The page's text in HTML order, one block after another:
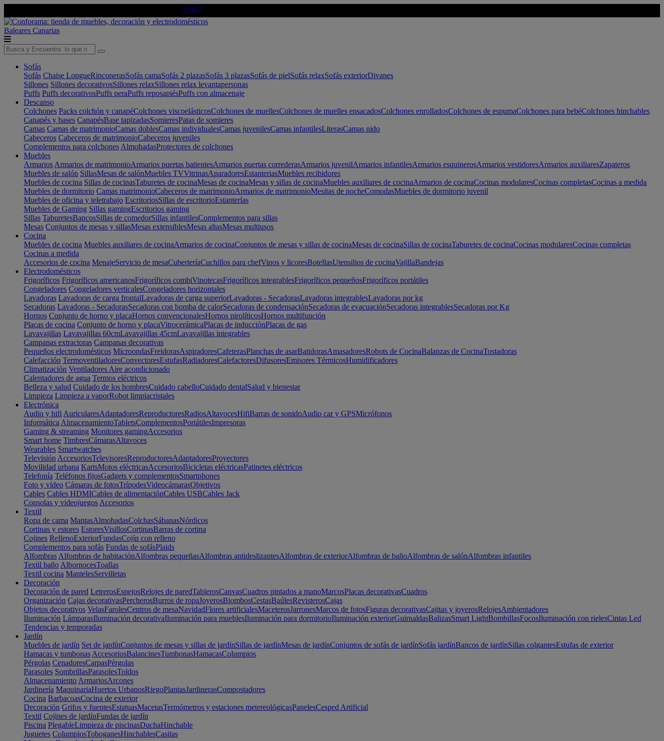
AQUÍ
Baleares Canarias
Sofás
Sofás Chaise LongueRinconerasSofás camaSofás 2 plazasSofás 3 plazasSofás de pielSofás relaxSofás exteriorDivanes
Sillones Sillones decorativosSillones relaxSillones relax levantapersonas
Puffs Puffs decorativosPuffs peraPuffs reposapiésPuffs con almacenaje
Descanso
Colchones Packs colchón y canapéColchones viscoelásticosColchones de muellesColchones de muelles ensacadosColchones enrolladosColchones de espumaColchones para bebéColchones hinchables
Canapés y bases CanapésBase tapizadasSomieresPatas de somieres
Camas Camas de matrimonioCamas doblesCamas individualesCamas juvenilesCamas infantilesLiterasCamas nido
Cabeceros Cabeceros de matrimonioCabeceros juveniles
Complementos para colchones AlmohadasProtectores de colchones
Muebles
Armarios Armarios de matrimonioArmarios puertas batientesArmarios puertas correderasArmarios juvenilArmarios infantilesArmarios esquinerosArmarios vestidoresArmarios auxiliaresZapateros
Muebles de salón SillasMesas de salónMuebles TVVitrinasAparadoresEstanteriasMuebles recibidores
Muebles de cocina Sillas de cocinasTaburetes de cocinaMesas de cocinaMesas y sillas de cocinaMuebles auxiliares de cocinaArmarios de cocinaCocinas modularesCocinas completasCocinas a medida
Muebles de dormitorio Camas matrimonioCabeceros de matrimonioArmarios de matrimonioMesitas de nocheComodasMuebles de dormitorio juvenil
Muebles de oficina y teletrabajo EscritoriosSillas de escritorioEstanterías
Muebles de Gaming Sillas gamingEscritorios gaming
Sillas TaburetesBancosSillas de comedorSillas infantilesComplementos para sillas
Mesas Conjuntos de mesas y sillasMesas extensiblesMesas altasMesas multiusos
Cocina
Muebles de cocina Muebles auxiliares de cocinaArmarios de cocinaConjuntos de mesas y sillas de cocinaMesas de cocinaSillas de cocinaTaburetes de cocinaCocinas modularesCocinas completas
Cocinas a medida
Accesorios de cocina MenajeServicio de mesaCuberteríaCuchillos para chefVinos y licoresBotellasUtensilios de cocinaVajillaBandejas
Electrodomésticos
Frigoríficos Frigoríficos americanosFrigoríficos combiVinotecasFrigoríficos integrablesFrigoríficos pequeñosFrigoríficos portátiles
Congeladores Congeladores verticalesCongeladores horizontales
Lavadoras Lavadoras de carga frontalLavadoras de carga superiorLavadoras - SecadorasLavadoras integrablesLavadoras por kg
Secadoras Lavadoras - SecadorasSecadoras con bomba de calorSecadoras de condensaciónSecadoras de evacuaciónSecadoras integrablesSecadoras por Kg
Hornos Conjunto de horno y placaHornos convencionalesHornos pirolíticosHornos multifunción
Placas de cocina Conjunto de horno y placaVitrocerámicaPlacas de inducciónPlacas de gas
Lavavajillas Lavavajillas 60cmLavavajillas 45cmLavavajillas integrables
Campanas extractoras Campanas decorativas
Pequeños electrodomésticos MicroondasFreidorasAspiradoresCafeterasPlanchas de asarBatidorasAmasadoresRobots de CocinaBalanzas de CocinaTostadoras
Calefacción TermoventiladoresConvectoresEstufasRadiadoresCalefactoresDifusoresEmisores TérmicosHumidificadores
Climatización Ventiladores Aire acondicionado
Calentadores de agua Termos eléctricos
Belleza y salud Cuidado de los hombresCuidado cabelloCuidado dentalSalud y bienestar
Limpieza Limpieza a vaporRobot limpiacristales
Electrónica
Audio y hifi AuricularesAdaptadoresReproductoresRadiosAltavocesHifiBarras de sonidoAudio car y GPSMicrófonos
Informática AlmacenamientoTabletsComplementosPortátilesImpresoras
Gaming & streaming Monitores gamingAccesorios
Smart home TimbresCámarasAltavoces
Wearables Smartwatches
Televisión AccesoriosTelevisoresReproductoresAdaptadoresProyectores
Movilidad urbana KartsMotos eléctricasAccesoriosBicicletas eléctricasPatinetes eléctricos
Telefonía Teléfonos fijosGadgets y complementosSmartphones
Foto y vídeo Cámaras de fotosTrípodesVideocámarasObjetivos
Cables Cables HDMICables de alimentaciónCables USBCables Jack
Consolas y videojuegos Accesorios
Textil
Ropa de cama MantasAlmohadasColchasSábanasNórdicos
Cortinas y estores EstoresVisillosCortinasBarras de cortina
Cojines RellenoExteriorFundasCojín con relleno
Complementos para sofás Fundas de sofásPlaids
Alfombras Alfombras de habitaciónAlfombras pequeñasAlfombras antideslizantesAlfombras de exteriorAlfombras de bañoAlfombras de salónAlfombras infantiles
Textil baño AlbornocesToallas
Textil cocina MantelesServilletas
Decoración
Decoración de pared LetrerosEspejosRelojes de paredTablerosCanvasCuadros pintados a manoMarcosPlacas decorativasCuadros
Organización Cajas decorativasPercherosBurros de ropaJoyerosBiombosCestasBaúlesRevisterosCajas
Objetos decorativos VelasFarolesCentros de mesaNavidadFlores artificialesMaceterosJarronesMarcos de fotosFiguras decorativasCajitas y joyerosRelojesAmbientadores
Iluminación LámparasIluminación decorativaIluminación para mueblesIluminación para dormitorioIluminación exteriorGuirnaldasBalizasSmart LightBombillasFocosIluminación con rielesCintas Led
Tendencias y temporadas
Jardín
Muebles de jardín Set de jardínConjuntos de mesas y sillas de jardínSillas de jardínMesas de jardínConjuntos de sofás de jardínSofás jardínBancos de jardínSillas colgantesEstufas de exterior
Hamacas y tumbonas AccesoriosBalancinesTumbonasHamacasColumpios
Pérgolas CenadoresCarpasPérgolas
Parasoles SombrillasParasolesToldos
Almacenamiento ArmariosArcones
Jardinería MaquinariaHuertos UrbanosRiegoPlantasJardinerasCompostadores
Cocina BarbacoasCocina de exterior
Decoración Grifos y fuentesEstatuasMacetasTermómetros y estaciones metereológicasPanelesCesped Artificial
Textil Cojines de jardínFundas de jardín
Piscina PlegableLimpieza de piscinasDuchaHinchable
Juguetes ColumpiosToboganesHinchablesCasitas